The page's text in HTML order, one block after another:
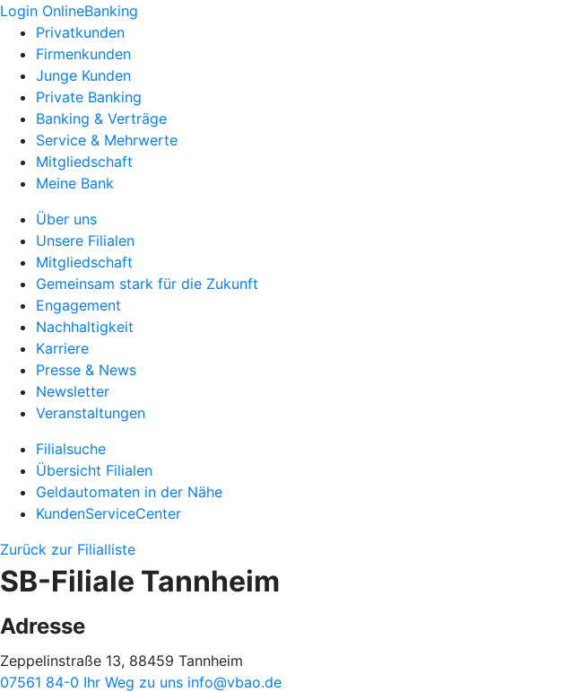
Login OnlineBanking
Privatkunden
Firmenkunden
Junge Kunden
Private Banking
Banking & Verträge
Service & Mehrwerte
Mitgliedschaft
Meine Bank
Über uns
Unsere Filialen
Mitgliedschaft
Gemeinsam stark für die Zukunft
Engagement
Nachhaltigkeit
Karriere
Presse & News
Newsletter
Veranstaltungen
Filialsuche
Übersicht Filialen
Geldautomaten in der Nähe
KundenServiceCenter
Zurück zur Filialliste
SB-Filiale Tannheim
Adresse
Zeppelinstraße 13, 88459 Tannheim
07561 84-0 Ihr Weg zu uns info@vbao.de